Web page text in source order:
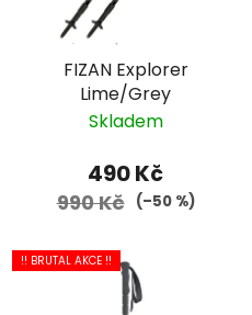
FIZAN Explorer
Lime/Grey
Skladem
490 Kč
990 Kč (–50 %)
!! BRUTAL AKCE !!